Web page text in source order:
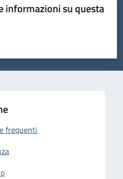
informazioni su questa
su 5
5
frequenti